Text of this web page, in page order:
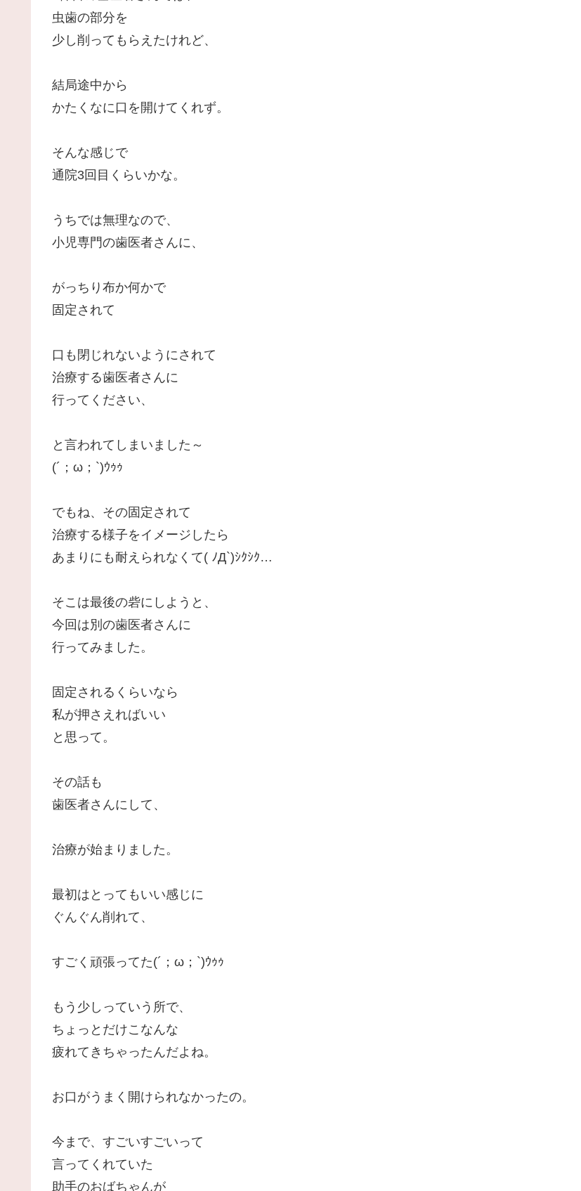
虫歯の部分を
少し削ってもらえたけれど、
結局途中から
かたくなに口を開けてくれず。
そんな感じで
通院3回目くらいかな。
うちでは無理なので、
小児専門の歯医者さんに、
がっちり布か何かで
固定されて
口も閉じれないようにされて
治療する歯医者さんに
行ってください、
と言われてしまいました～
(´；ω；`)ｳｩｩ
でもね、その固定されて
治療する様子をイメージしたら
あまりにも耐えられなくて( ﾉД`)ｼｸｼｸ…
そこは最後の砦にしようと、
今回は別の歯医者さんに
行ってみました。
固定されるくらいなら
私が押さえればいい
と思って。
その話も
歯医者さんにして、
治療が始まりました。
最初はとってもいい感じに
ぐんぐん削れて、
すごく頑張ってた(´；ω；`)ｳｩｩ
もう少しっていう所で、
ちょっとだけこなんな
疲れてきちゃったんだよね。
お口がうまく開けられなかったの。
今まで、すごいすごいって
言ってくれていた
助手のおばちゃんが